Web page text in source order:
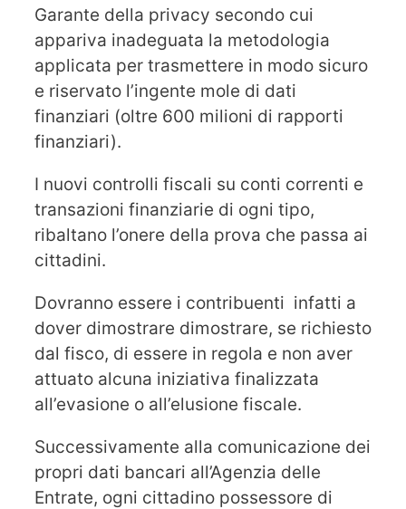
Garante della privacy secondo cui
appariva inadeguata la metodologia
applicata per trasmettere in modo sicuro
e riservato l’ingente mole di dati
finanziari (oltre 600 milioni di rapporti
finanziari).
I nuovi controlli fiscali su conti correnti e
transazioni finanziarie di ogni tipo,
ribaltano l’onere della prova che passa ai
cittadini.
Dovranno essere i contribuenti infatti a
dover dimostrare dimostrare, se richiesto
dal fisco, di essere in regola e non aver
attuato alcuna iniziativa finalizzata
all’evasione o all’elusione fiscale.
Successivamente alla comunicazione dei
propri dati bancari all’Agenzia delle
Entrate, ogni cittadino possessore di